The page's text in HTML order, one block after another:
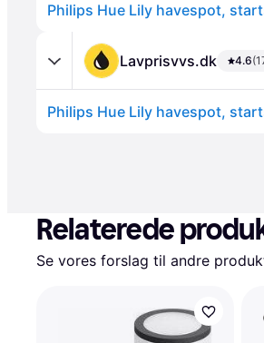
Philips Hue Lily havespot,
Lavprisvvs.dk 4.6
Philips Hue Lily havespot,
Relaterede
Se vores forslag til andre